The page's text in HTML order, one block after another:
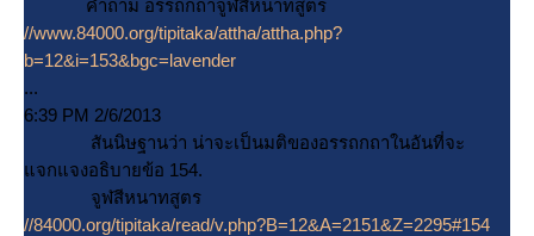
คำถาม อรรถกถาจูฬสีหนาทสูตร
//www.84000.org/tipitaka/attha/attha.php?
b=12&i=153&bgc=lavender
...
6:39 PM 2/6/2013
สันนิษฐานว่า น่าจะเป็นมติของอรรถกถาในอันที่จะ
จกแจงอธิบายข้อ 154.
จูฬสีหนาทสูตร
//84000.org/tipitaka/read/v.php?B=12&A=2151&Z=2295#154